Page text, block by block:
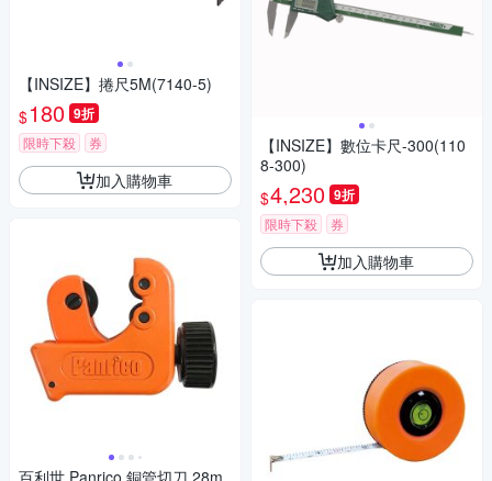
【INSIZE】捲尺5M(7140-5)
$180 9折
限時下殺 券
加入購物車
【INSIZE】數位卡尺-300(110
8-300)
$4,230 9折
限時下殺 券
加入購物車